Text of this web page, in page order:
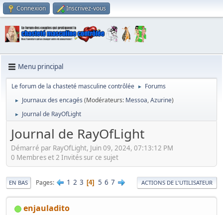
Connexion Inscrivez-vous
Menu principal
Le forum de la chasteté masculine contrôlée ► Forums
► Journaux des encagés (Modérateurs: Messoa,Azurine)
► Journal de RayOfLight
Journal de RayOfLight
Démarré par RayOfLight, Juin 09, 2024, 07:13:12 PM
0 Membres et 2 Invités sur ce sujet
EN BAS Pages 1 2 3 4 5 6 7 ACTIONS DE L'UTILISATEUR
enjauladito